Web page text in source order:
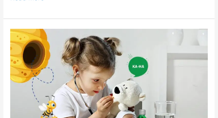
Kašalj
kod
dece:
10
prirodnih
sastojaka